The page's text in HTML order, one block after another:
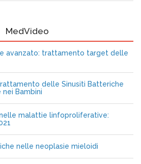
MedVideo
avanzato: trattamento target delle
delle Sinusiti Batteriche
Bambini
malattie linfoproliferative:
nelle neoplasie mieloidi